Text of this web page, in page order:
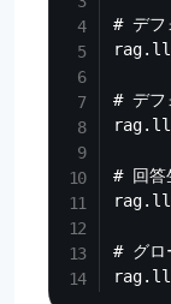
# デフ
# デフ
# 回答
# グロ